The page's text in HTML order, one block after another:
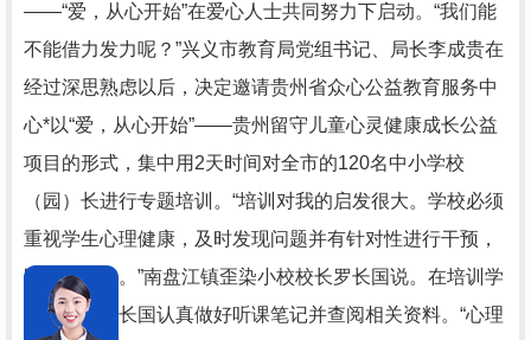
——“爱，从心开始”在爱心人士共同努力下启动。“我们能
不能借力发力呢？”兴义市教育局党组书记、局长李成贵在
经过深思熟虑以后，决定邀请贵州省众心公益教育服务中
心*以“爱，从心开始”——贵州留守儿童心灵健康成长公益
项目的形式，集中用2天时间对全市的120名中小学校
（园）长进行专题培训。“培训对我的启发很大。学校必须
重视学生心理健康，及时发现问题并有针对性进行干预，
防患于未然。”南盘江镇歪染小校校长罗长国说。在培训学
习期间，罗长国认真做好听课笔记并查阅相关资料。“心理